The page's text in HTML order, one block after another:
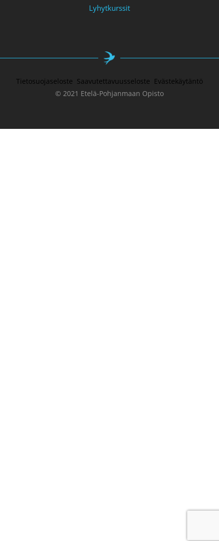
Lyhytkurssit
Tietosuojaseloste Saavutettavuusseloste Evästekäytäntö
© 2021 Etelä-Pohjanmaan Opisto